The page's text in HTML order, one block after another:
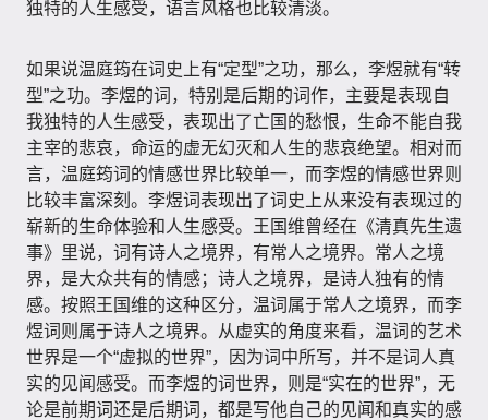
独特的人生感受，语言风格也比较清淡。
如果说温庭筠在词史上有“定型”之功，那么，李煜就有“转
型”之功。李煜的词，特别是后期的词作，主要是表现自
我独特的人生感受，表现出了亡国的愁恨，生命不能自我
主宰的悲哀，命运的虚无幻灭和人生的悲哀绝望。相对而
言，温庭筠词的情感世界比较单一，而李煜的情感世界则
比较丰富深刻。李煜词表现出了词史上从来没有表现过的
崭新的生命体验和人生感受。王国维曾经在《清真先生遗
事》里说，词有诗人之境界，有常人之境界。常人之境
界，是大众共有的情感；诗人之境界，是诗人独有的情
感。按照王国维的这种区分，温词属于常人之境界，而李
煜词则属于诗人之境界。从虚实的角度来看，温词的艺术
世界是一个“虚拟的世界”​，因为词中所写，并不是词人真
实的见闻感受。而李煜的词世界，则是“实在的世界”​，无
论是前期词还是后期词，都是写他自己的见闻和真实的感